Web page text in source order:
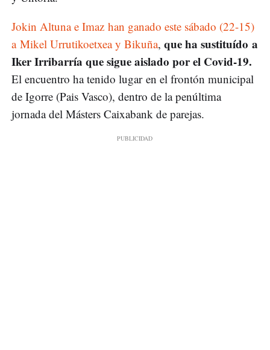
Jokin Altuna e Imaz han ganado este sábado (22-15)
a Mikel Urrutikoetxea y Bikuña, que ha sustituído a
Iker Irribarría que sigue aislado por el Covid-19.
El encuentro ha tenido lugar en el frontón municipal
de Igorre (Pais Vasco), dentro de la penúltima
jornada del Másters Caixabank de parejas.